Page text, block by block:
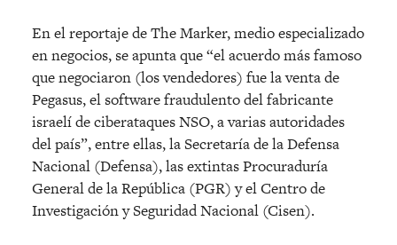
En el reportaje de The Marker, medio especializado
en negocios, se apunta que “el acuerdo más famoso
que negociaron (los vendedores) fue la venta de
Pegasus, el software fraudulento del fabricante
israelí de ciberataques NSO, a varias autoridades
del país”, entre ellas, la Secretaría de la Defensa
Nacional (Defensa), las extintas Procuraduría
General de la República (PGR) y el Centro de
Investigación y Seguridad Nacional (Cisen).